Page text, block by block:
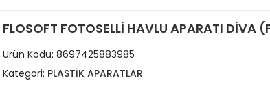
FLOSOFT FOTOSELLİ HAVLU APARATI DİVA
Ürün Kodu: 8697425883985
Kategori: PLASTİK APARATLAR